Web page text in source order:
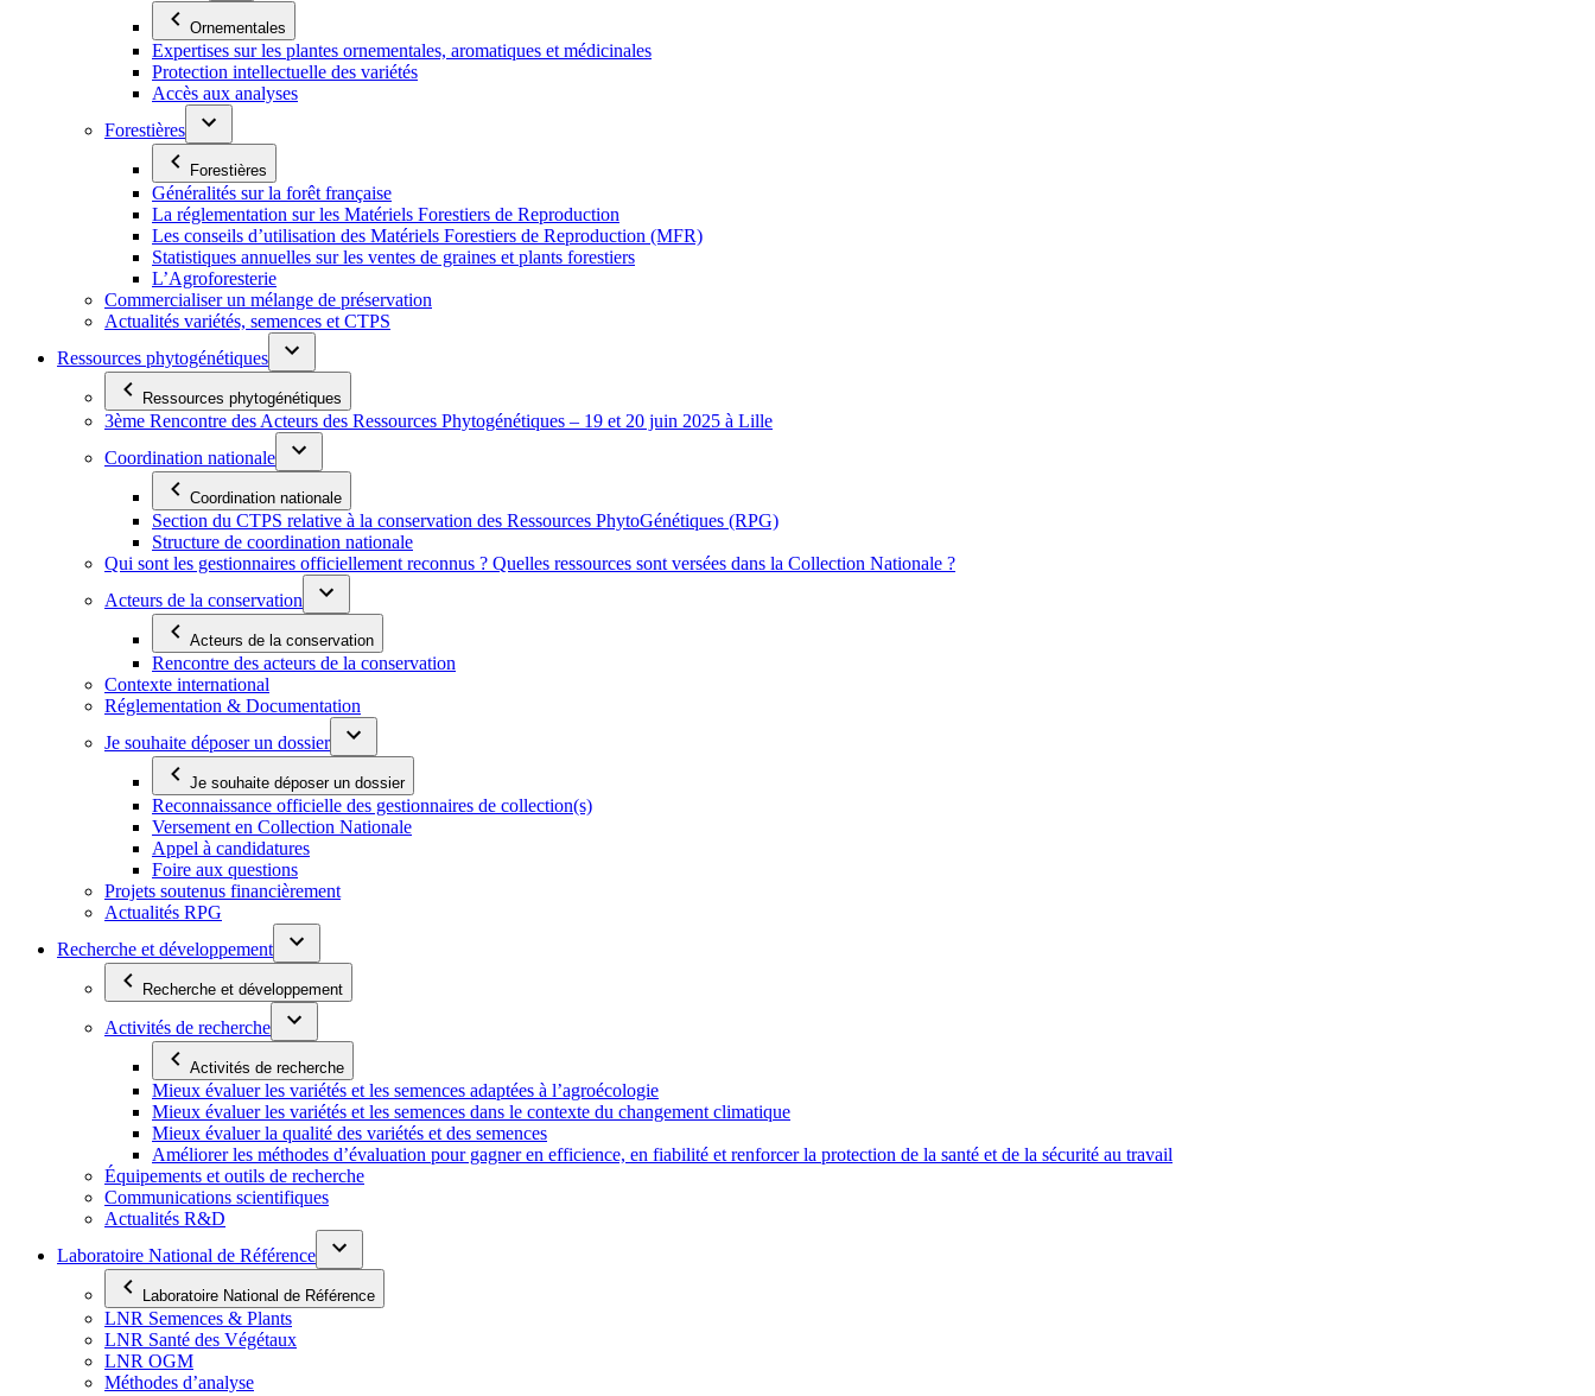
Ornementales
Expertises sur les plantes ornementales, aromatiques et médicinales
Protection intellectuelle des variétés
Accès aux analyses
Forestières
Forestières
Généralités sur la forêt française
La réglementation sur les Matériels Forestiers de Reproduction
Les conseils d’utilisation des Matériels Forestiers de Reproduction (MFR)
Statistiques annuelles sur les ventes de graines et plants forestiers
L’Agroforesterie
Commercialiser un mélange de préservation
Actualités variétés, semences et CTPS
Ressources phytogénétiques
Ressources phytogénétiques
3ème Rencontre des Acteurs des Ressources Phytogénétiques – 19 et 20 juin 2025 à Lille
Coordination nationale
Coordination nationale
Section du CTPS relative à la conservation des Ressources PhytoGénétiques (RPG)
Structure de coordination nationale
Qui sont les gestionnaires officiellement reconnus ? Quelles ressources sont versées dans la Collection Nationale ?
Acteurs de la conservation
Acteurs de la conservation
Rencontre des acteurs de la conservation
Contexte international
Réglementation & Documentation
Je souhaite déposer un dossier
Je souhaite déposer un dossier
Reconnaissance officielle des gestionnaires de collection(s)
Versement en Collection Nationale
Appel à candidatures
Foire aux questions
Projets soutenus financièrement
Actualités RPG
Recherche et développement
Recherche et développement
Activités de recherche
Activités de recherche
Mieux évaluer les variétés et les semences adaptées à l’agroécologie
Mieux évaluer les variétés et les semences dans le contexte du changement climatique
Mieux évaluer la qualité des variétés et des semences
Améliorer les méthodes d’évaluation pour gagner en efficience, en fiabilité et renforcer la protection de la santé et de la sécurité au travail
Équipements et outils de recherche
Communications scientifiques
Actualités R&D
Laboratoire National de Référence
Laboratoire National de Référence
LNR Semences & Plants
LNR Santé des Végétaux
LNR OGM
Méthodes d’analyse